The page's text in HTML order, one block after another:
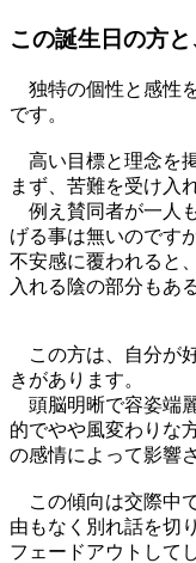
この誕生日の方
独特の個性と感性
です。
高い目標と理念を
まず、苦難を受け入
例え賛同者が一人
げる事は無いのです
不安感に覆われると
入れる陰の部分もあ
この方は、自分が
きがあります。
頭脳明晰で容姿端
的でやや風変わりな
の感情によって影響
この傾向は交際中
由もなく別れ話を切
フェードアウトして